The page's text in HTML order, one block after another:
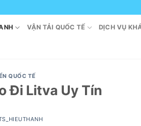
VẬN TẢI QUỐC TẾ DỊCH VỤ
QUỐC TẾ
Đi Litva Uy Tín